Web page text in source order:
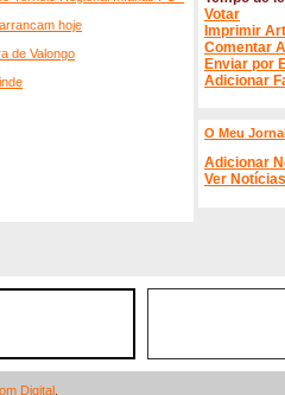
hoje
de Valongo
Votar
Imprimir
Comentar
Enviar por
Adicionar
O Meu
Adicionar
Ver Notícias
Digital